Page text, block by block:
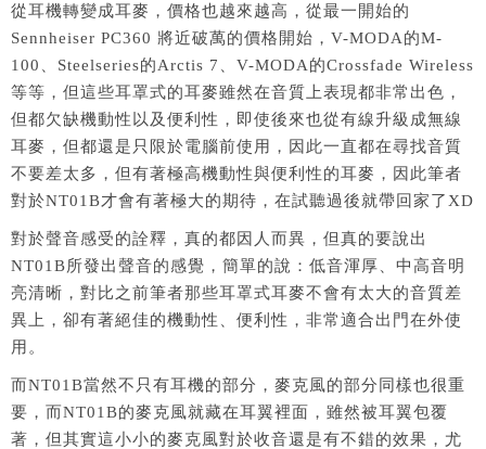
從耳機轉變成耳麥，價格也越來越高，從最一開始的
Sennheiser PC360 將近破萬的價格開始，V-MODA的M-
100、Steelseries的Arctis 7、V-MODA的Crossfade Wireless
等等，但這些耳罩式的耳麥雖然在音質上表現都非常出色，
但都欠缺機動性以及便利性，即使後來也從有線升級成無線
耳麥，但都還是只限於電腦前使用，因此一直都在尋找音質
不要差太多，但有著極高機動性與便利性的耳麥，因此筆者
對於NT01B才會有著極大的期待，在試聽過後就帶回家了XD
對於聲音感受的詮釋，真的都因人而異，但真的要說出
NT01B所發出聲音的感覺，簡單的說：低音渾厚、中高音明
亮清晰，對比之前筆者那些耳罩式耳麥不會有太大的音質差
異上，卻有著絕佳的機動性、便利性，非常適合出門在外使
用。
而NT01B當然不只有耳機的部分，麥克風的部分同樣也很重
要，而NT01B的麥克風就藏在耳翼裡面，雖然被耳翼包覆
著，但其實這小小的麥克風對於收音還是有不錯的效果，尤